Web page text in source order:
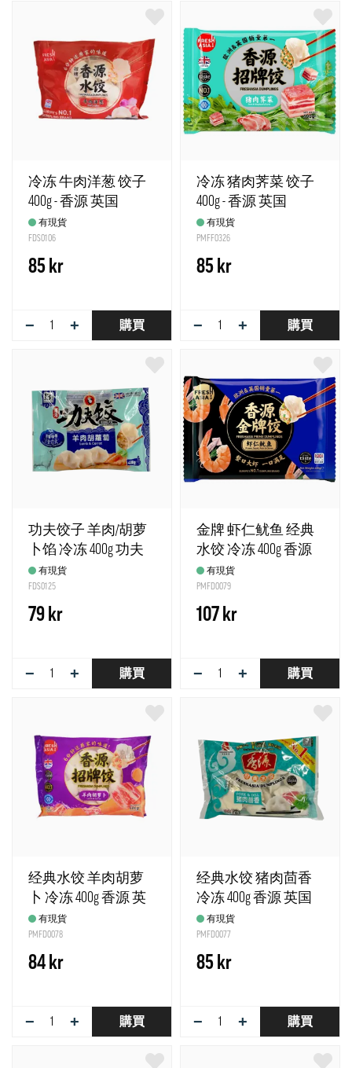
冷冻 牛肉洋葱 饺子
400g - 香源 英国
有現貨
FDS0106
85 kr
− + 購買
冷冻 猪肉荠菜 饺子
400g - 香源 英国
有現貨
PMFF0326
85 kr
− + 購買
功夫饺子 羊肉/胡萝
卜馅 冷冻 400g 功夫
食品 英国
有現貨
FDS0125
79 kr
− + 購買
金牌 虾仁鱿鱼 经典
水饺 冷冻 400g 香源
有現貨
PMFD0079
107 kr
− + 購買
经典水饺 羊肉胡萝
卜 冷冻 400g 香源 英
国 有現貨
PMFD0078
84 kr
− + 購買
经典水饺 猪肉茴香
冷冻 400g 香源 英国
有現貨
PMFD0077
85 kr
− + 購買